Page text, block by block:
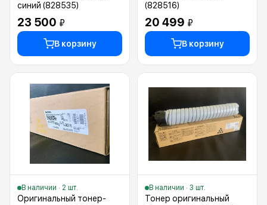
синий (828535)
23 500 ₽
В корзину
(828516)
20 499 ₽
В корзину
В наличии · 2 шт.
Оригинальный тонер-
В наличии · 3 шт.
Тонер оригинальный